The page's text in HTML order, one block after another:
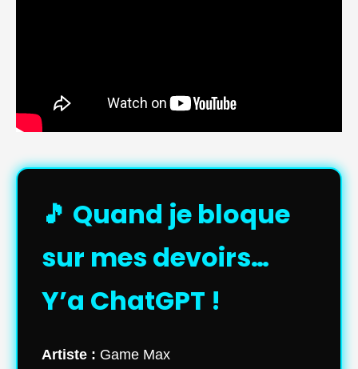
🎵 Quand je bloque
sur mes devoirs…
Y’a ChatGPT !
Artiste : Game Max